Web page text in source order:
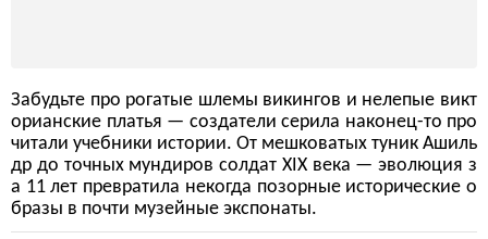
Забудьте про рогатые шлемы викингов и нелепые викт
орианские платья — создатели серила наконец-то про
читали учебники истории. От мешковатых туник Ашиль
др до точных мундиров солдат XIX века — эволюция з
а 11 лет превратила некогда позорные исторические о
бразы в почти музейные экспонаты.